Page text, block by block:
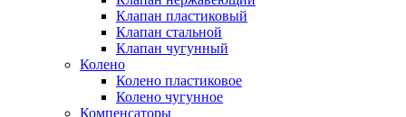
Клапан пластиковый
Клапан стальной
Клапан чугунный
Колено
Колено пластиковое
Колено чугунное
Компенсаторы